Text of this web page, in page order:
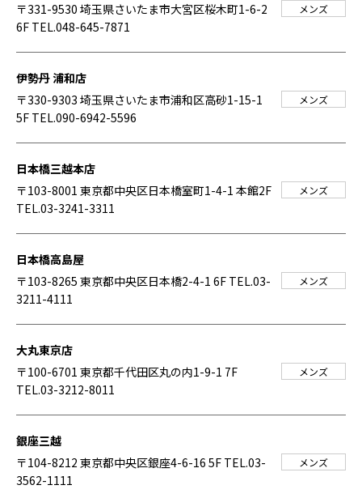
〒331-9530 埼玉県さいたま市大宮区桜木町1-6-2
6F TEL.048-645-7871
メンズ
伊勢丹 浦和店
〒330-9303 埼玉県さいたま市浦和区高砂1-15-1
5F TEL.090-6942-5596
メンズ
日本橋三越本店
〒103-8001 東京都中央区日本橋室町1-4-1 本館2F
TEL.03-3241-3311
メンズ
日本橋高島屋
〒103-8265 東京都中央区日本橋2-4-1 6F TEL.03-
3211-4111
メンズ
大丸東京店
〒100-6701 東京都千代田区丸の内1-9-1 7F
TEL.03-3212-8011
メンズ
銀座三越
〒104-8212 東京都中央区銀座4-6-16 5F TEL.03-
3562-1111
メンズ